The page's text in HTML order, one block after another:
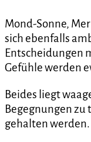
Mond-Sonne,
sich ebenfalls
Entscheidungen
Gefühle werden
Beides liegt
Begegnungen
gehalten werden.